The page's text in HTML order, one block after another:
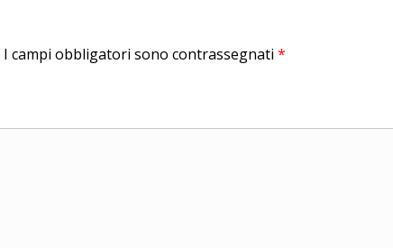
I campi obbligatori sono contrassegnati *